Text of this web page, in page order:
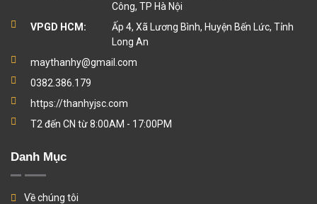
Công, TP Hà Nội
VPGD HCM:
Ấp 4, Xã Lương Bình, Huyện Bến Lức, Tỉnh
Long An
maythanhy@gmail.com
0382.386.179
https://thanhyjsc.com
T2 đến CN từ 8:00AM - 17:00PM
Danh Mục
Về chúng tôi